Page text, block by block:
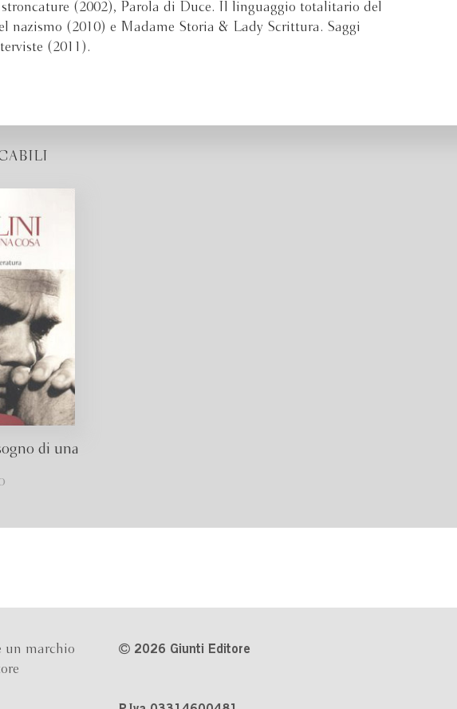
(2002), Parola di Duce. Il linguaggio totalitario del
nazismo (2010) e Madame Storia & Lady Scrittura. Saggi
(2011).
di una
un marchio
2026 Giunti Editore